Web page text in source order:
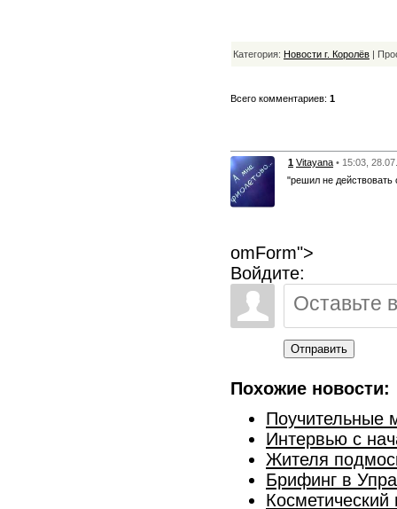
Категория: Новости г. Королёв |
Всего комментариев: 1
1 Vitayana • 15:03,
"решил не действовать
omForm">
Войдите:
Отправить
Похожие новости:
Поучительные
Интервью с
Жителя
Брифинг в